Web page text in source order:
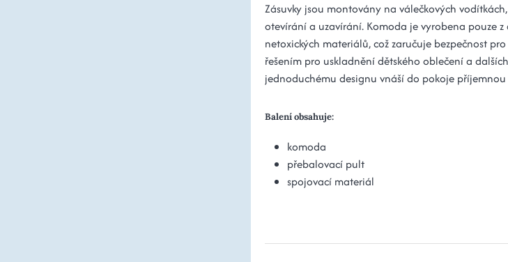
Zásuvky jsou montovány na válečkových
otevírání a uzavírání. Komoda je vyrobena pouze
netoxických materiálů, což zaručuje bezpečnost
řešením pro uskladnění dětského oblečení a
jednoduchému designu vnáší do pokoje
Balení obsahuje:
komoda
přebalovací pult
spojovací materiál